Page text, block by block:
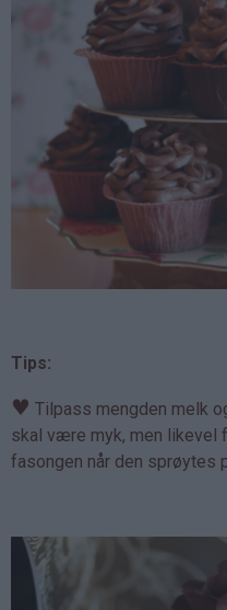
Tips:
♥ Tilpass mengden melk
skal være myk, men likevel
fasongen når den sprøytes